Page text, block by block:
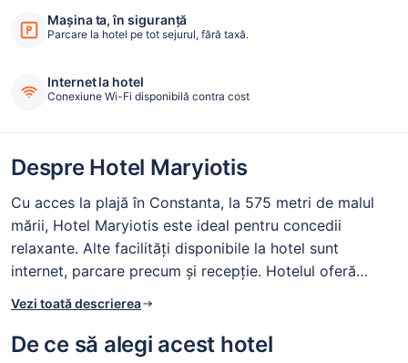
Mașina ta, în siguranță
Parcare la hotel pe tot sejurul, fără taxă.
Internet la hotel
Conexiune Wi-Fi disponibilă contra cost
Despre Hotel Maryiotis
Cu acces la plajă în Constanta, la 575 metri de malul
mării, Hotel Maryiotis este ideal pentru concedii
relaxante. Alte facilități disponibile la hotel sunt
internet, parcare precum și recepție. Hotelul oferă
acces la internet WiFi, cu cost suplimentar.
Vezi toată descrierea
De ce să alegi acest hotel